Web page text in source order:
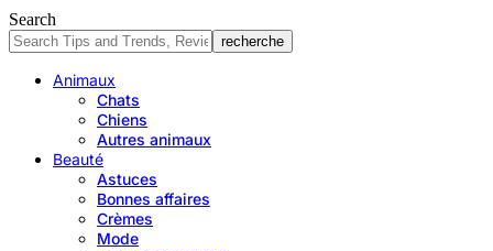
Search
Animaux
Chats
Chiens
Autres animaux
Beauté
Astuces
Bonnes affaires
Crèmes
Mode